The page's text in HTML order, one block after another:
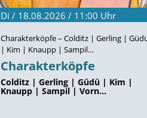
Di / 18.08.2026 / 11:00 Uhr
Charakterköpfe – Colditz | Gerling |
| Kim | Knaupp | Sampil…
Charakterköpfe
Colditz | Gerling | Güdü | Kim |
Knaupp | Sampil | Vorn…